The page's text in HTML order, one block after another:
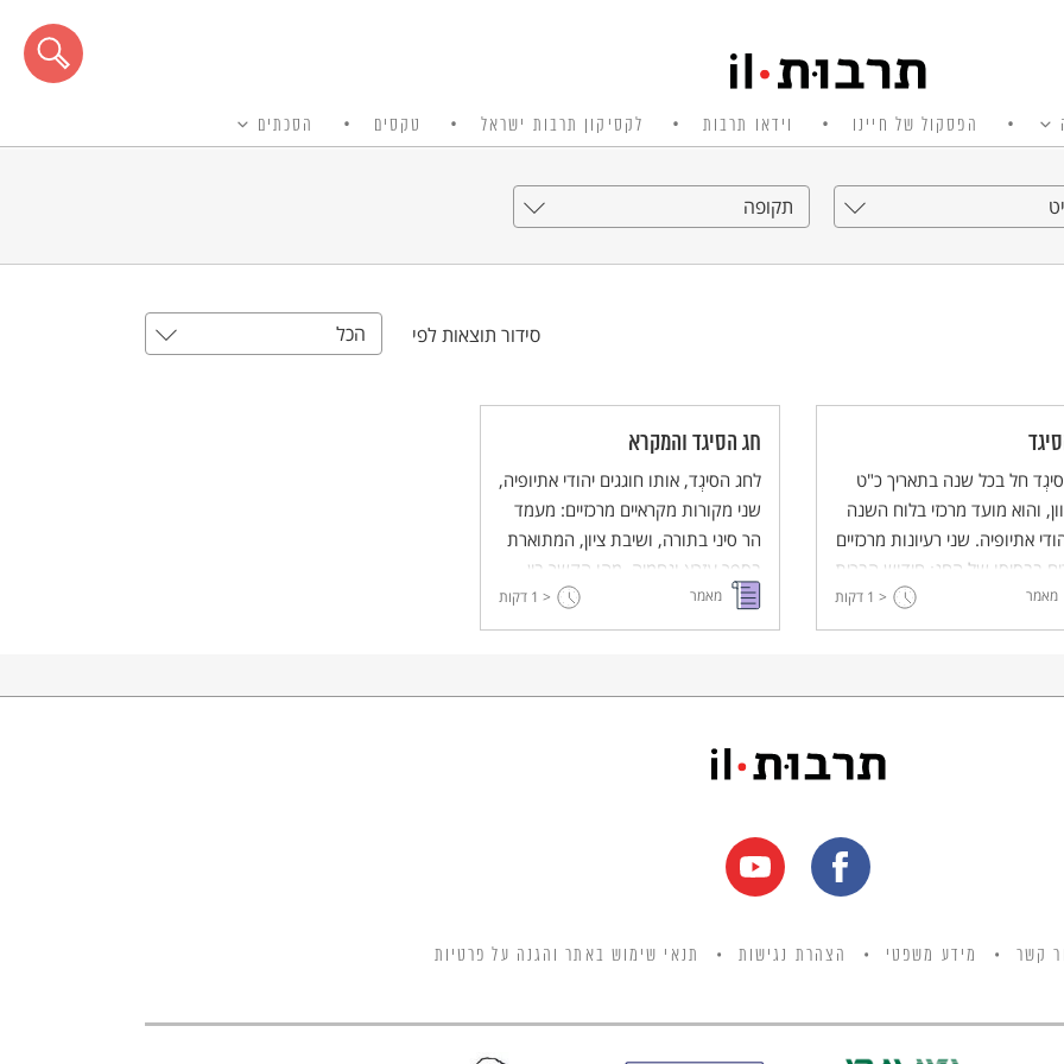
הפסקול של חיינו וידאו תרבות לקסיקון תרבות ישראל טקסים הסכתים
תקופה
סידור תוצאות לפי הכל
חל בכל שנה בתאריך כ"ט
והוא מועד מרכזי בלוח השנה
אתיופיה. שני רעיונות מרכזיים
בבסיסו של החג: חידוש הברית
ישראל לבין ה' והגעגועים לארץ
ולירושלים.
מאמר < 1 דקות
חג הסיגד והמקרא
לחג הסיגְד, אותו חוגגים יהודי אתיופיה,
שני מקורות מקראיים מרכזיים: מעמד
הר סיני בתורה, ושיבת ציון, המתוארת
בספר עזרא ונחמיה. מהו הקשר בין
מקורות מקראיים אלו לרעיונותיו של
החג?
מאמר < 1 דקות
קשר מידע משפטי הצהרת נגישות תנאי שימוש באתר והגנה על פרטיות